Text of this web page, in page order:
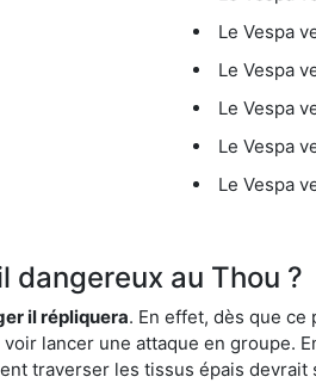
Le Vespa
Le Vespa
Le Vespa
Le Vespa
Le Vespa
au Thou ?
il répliquera. En effet, dès que
lancer une attaque en groupe.
traverser les tissus épais